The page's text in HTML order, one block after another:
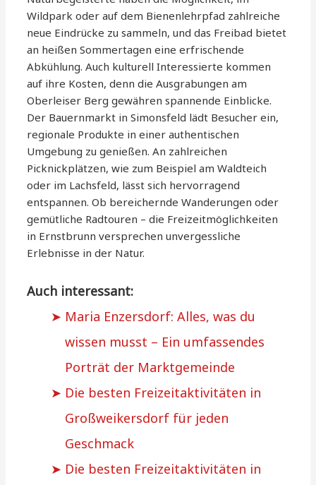
Wildpark oder auf dem Bienenlehrpfad zahlreiche
neue Eindrücke zu sammeln, und das Freibad bietet
an heißen Sommertagen eine erfrischende
Abkühlung. Auch kulturell Interessierte kommen
auf ihre Kosten, denn die Ausgrabungen am
Oberleiser Berg gewähren spannende Einblicke.
Der Bauernmarkt in Simonsfeld lädt Besucher ein,
regionale Produkte in einer authentischen
Umgebung zu genießen. An zahlreichen
Picknickplätzen, wie zum Beispiel am Waldteich
oder im Lachsfeld, lässt sich hervorragend
entspannen. Ob bereichernde Wanderungen oder
gemütliche Radtouren – die Freizeitmöglichkeiten
in Ernstbrunn versprechen unvergessliche
Erlebnisse in der Natur.
Auch interessant:
Maria Enzersdorf: Alles, was du
wissen musst – Ein umfassendes
Porträt der Marktgemeinde
Die besten Freizeitaktivitäten in
Großweikersdorf für jeden
Geschmack
Die besten Freizeitaktivitäten in